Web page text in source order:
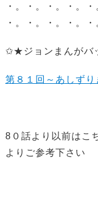
・。・。・。・。
・。・。・。・。・
✩★ジョンまんがバ
第８１回～あしずり
8０話より以前はこ
よりご参考下さい